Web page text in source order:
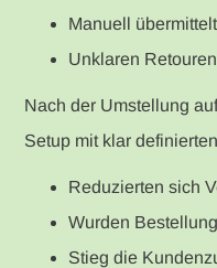
Manuell
Unklaren
Nach der Umstellung
Setup mit klar
Reduzierten sich
Wurden
Stieg die